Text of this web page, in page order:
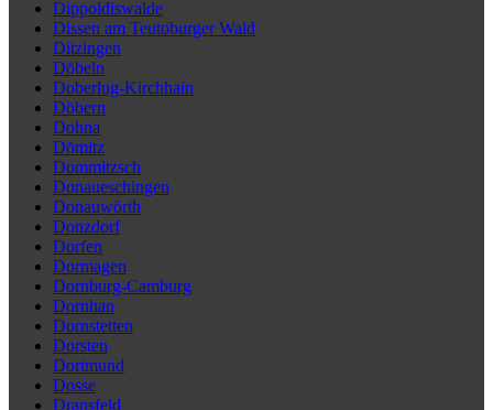
Dippoldiswalde
Dissen am Teutoburger Wald
Ditzingen
Döbeln
Doberlug-Kirchhain
Döbern
Dohna
Dömitz
Dommitzsch
Donaueschingen
Donauwörth
Donzdorf
Dorfen
Dormagen
Dornburg-Camburg
Dornhan
Dornstetten
Dorsten
Dortmund
Dosse
Dransfeld